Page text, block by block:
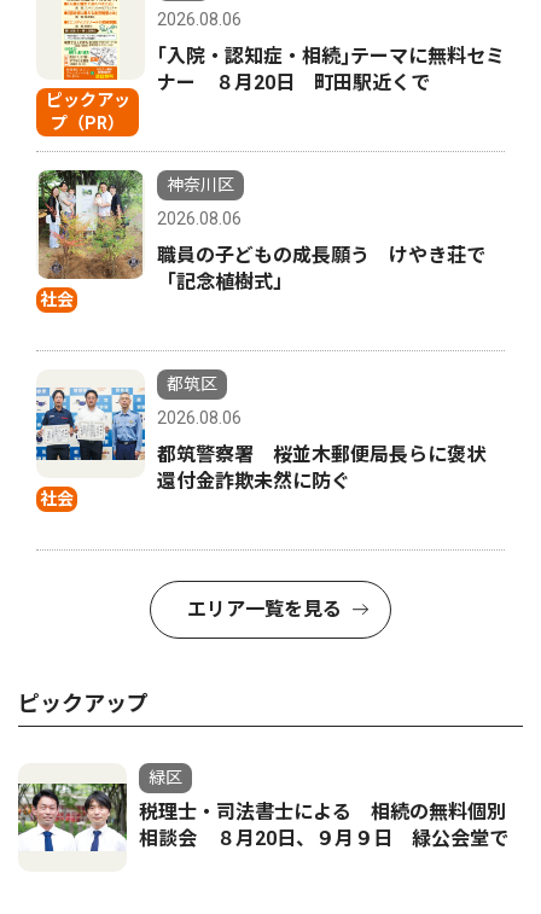
ピックアッ
プ（PR）
2026.08.06
｢入院・認知症・相続｣テーマに無料セミ
ナー ８月20日 町田駅近くで
社会
神奈川区
2026.08.06
職員の子どもの成長願う けやき荘で
「記念植樹式」
社会
都筑区
2026.08.06
都筑警察署 桜並木郵便局長らに褒状
還付金詐欺未然に防ぐ
エリア一覧を見る
ピックアップ
緑区
税理士・司法書士による 相続の無料個別
相談会 ８月20日、９月９日 緑公会堂で